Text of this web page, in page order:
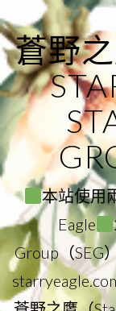
to
content
蒼野
本站使用
Eagle
Group（SEG